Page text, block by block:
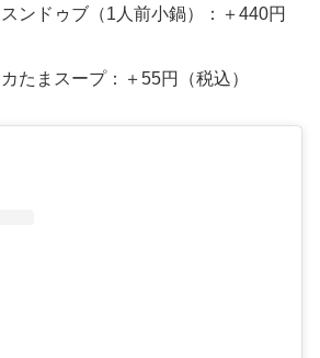
ンドゥブ（1人前小鍋）：＋440円
たまスープ：＋55円（税込）